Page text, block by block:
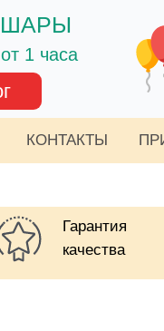
1 часа
КОНТАКТЫ
Гарантия
качества